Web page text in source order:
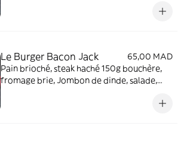
Le Burger Bacon Jack
65,00 MAD
Pain brioché, steak haché 150g bouchère,
fromage brie, Jombon de dinde, salade,